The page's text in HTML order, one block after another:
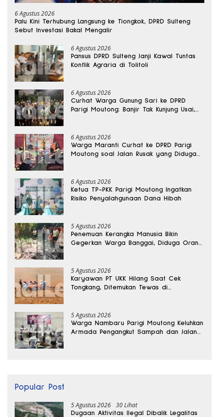
6 Agustus 2026
Palu Kini Terhubung Langsung ke Tiongkok, DPRD Sulteng
Sebut Investasi Bakal Mengalir
6 Agustus 2026
Pansus DPRD Sulteng Janji Kawal Tuntas
Konflik Agraria di Tolitoli
6 Agustus 2026
Curhat Warga Gunung Sari ke DPRD
Parigi Moutong: Banjir Tak Kunjung Usai,
6 Agustus 2026
Warga Maranti Curhat ke DPRD Parigi
Moutong soal Jalan Rusak yang Diduga
6 Agustus 2026
Ketua TP-PKK Parigi Moutong Ingatkan
Risiko Penyalahgunaan Dana Hibah
5 Agustus 2026
Penemuan Kerangka Manusia Bikin
Gegerkan Warga Banggai, Diduga Orang
5 Agustus 2026
Karyawan PT UKK Hilang Saat Cek
Tongkang, Ditemukan Tewas di
5 Agustus 2026
Warga Nambaru Parigi Moutong Keluhkan
Armada Pengangkut Sampah dan Jalan
Popular Post
5 Agustus 2026 30 Lihat
Dugaan Aktivitas Ilegal Dibalik Legalitas